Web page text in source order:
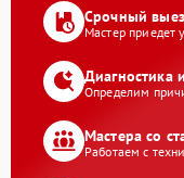
Срочный
Мастер приедет
Диагностика
Определим
Мастера со
Работаем с